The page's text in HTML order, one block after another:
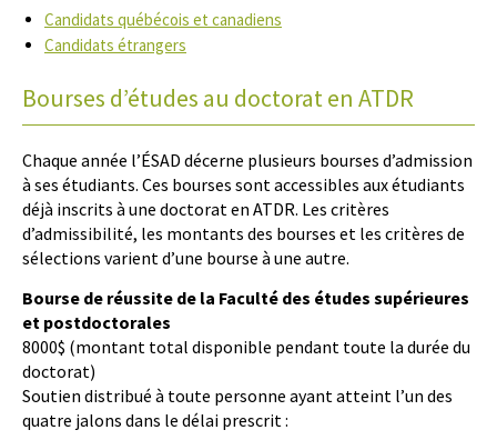
Candidats québécois et canadiens
Candidats étrangers
Bourses d’études au doctorat en ATDR
Chaque année l’ÉSAD décerne plusieurs bourses d’admission
à ses étudiants. Ces bourses sont accessibles aux étudiants
déjà inscrits à une doctorat en ATDR. Les critères
d’admissibilité, les montants des bourses et les critères de
sélections varient d’une bourse à une autre.
Bourse de réussite de la Faculté des études supérieures
et postdoctorales
8000$ (montant total disponible pendant toute la durée du
doctorat)
Soutien distribué à toute personne ayant atteint l’un des
quatre jalons dans le délai prescrit :